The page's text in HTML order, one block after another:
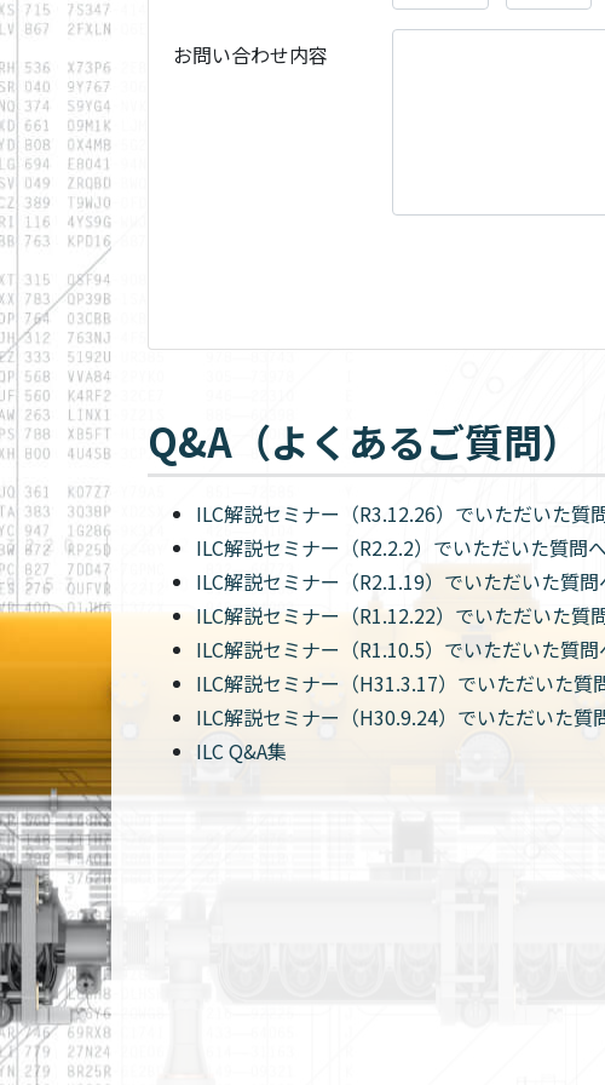
お問い合わせ内容
Q&A（よくあるご質問）
ILC解説セミナー（R3.12.26）でいただいた質
ILC解説セミナー（R2.2.2）でいただいた質問
ILC解説セミナー（R2.1.19）でいただいた質
ILC解説セミナー（R1.12.22）でいただいた質
ILC解説セミナー（R1.10.5）でいただいた質
ILC解説セミナー（H31.3.17）でいただいた質
ILC解説セミナー（H30.9.24）でいただいた質
ILC Q&A集